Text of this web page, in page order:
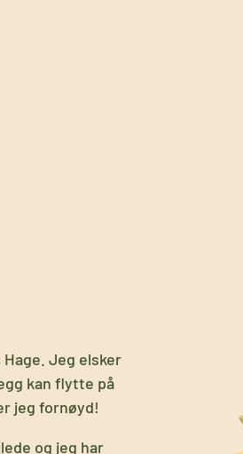
Jeg elsker
kan flytte på
jeg fornøyd!
og jeg har